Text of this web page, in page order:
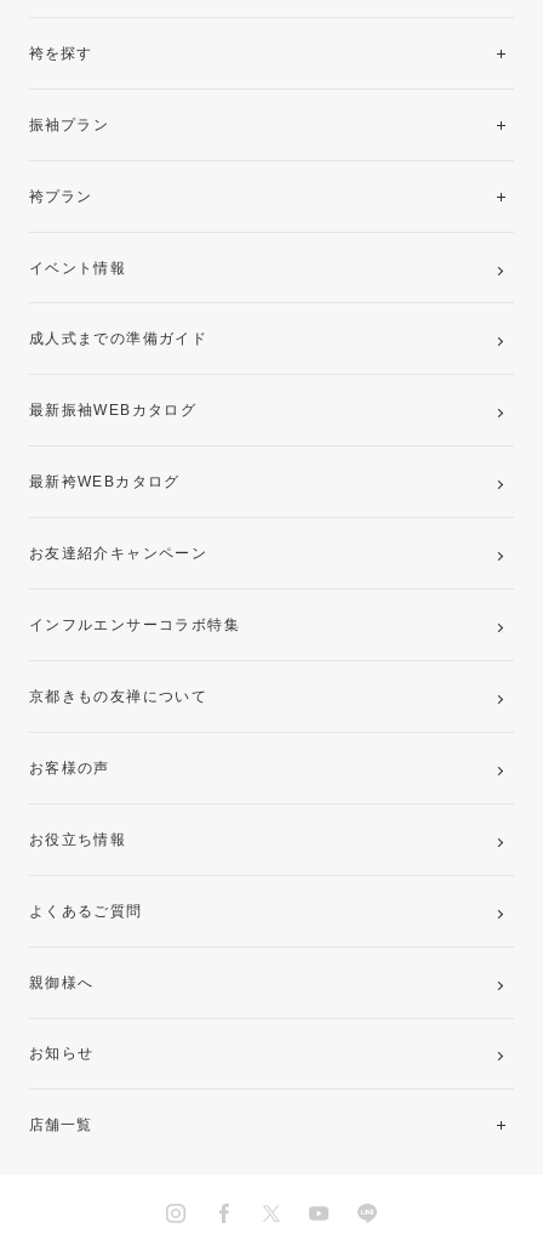
袴を探す
振袖プラン
レンタルプラン
袴プラン
卒業袴レンタルプラン
イベント情報
成人式までの準備ガイド
最新振袖WEBカタログ
最新袴WEBカタログ
お友達紹介キャンペーン
インフルエンサーコラボ特集
京都きもの友禅について
お客様の声
お役立ち情報
よくあるご質問
親御様へ
お知らせ
店舗一覧